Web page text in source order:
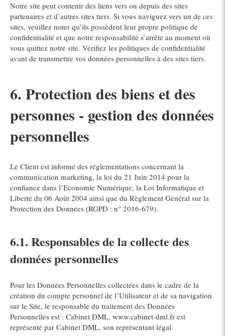
Notre site peut contenir des liens vers ou depuis des sites
partenaires et d’autres sites tiers. Si vous naviguez vers un de ces
sites, veuillez noter qu’ils possèdent leur propre politique de
confidentialité et que notre responsabilité s’arrête au moment où
vous quittez notre site. Vérifiez les politiques de confidentialité
avant de transmettre vos données personnelles à des sites tiers.
6. Protection des biens et des
personnes - gestion des données
personnelles
Le Client est informé des réglementations concernant la
communication marketing, la loi du 21 Juin 2014 pour la
confiance dans l’Economie Numérique, la Loi Informatique et
Liberté du 06 Août 2004 ainsi que du Règlement Général sur la
Protection des Données (RGPD : n° 2016-679).
6.1. Responsables de la collecte des
données personnelles
Pour les Données Personnelles collectées dans le cadre de la
création du compte personnel de l’Utilisateur et de sa navigation
sur le Site, le responsable du traitement des Données
Personnelles est : Cabinet DML. www.cabinet-dml.fr est
représenté par Cabinet DML, son représentant légal.